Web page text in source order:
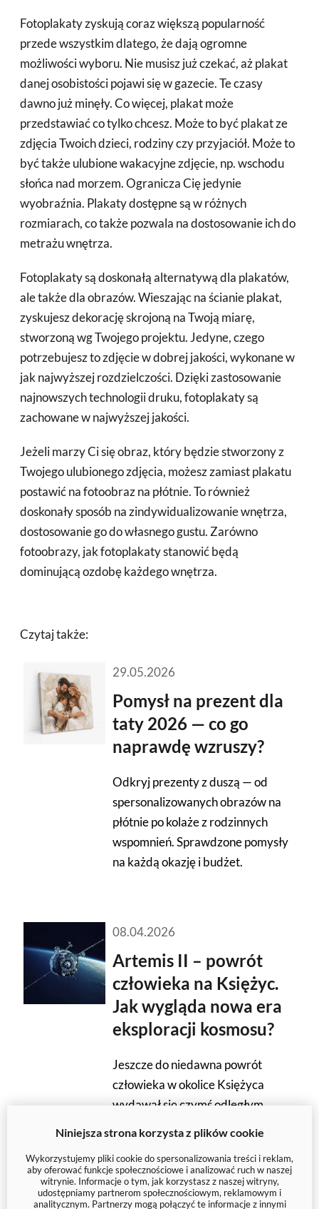
Fotoplakaty zyskują coraz większą popularność
przede wszystkim dlatego, że dają ogromne
możliwości wyboru. Nie musisz już czekać, aż plakat
danej osobistości pojawi się w gazecie. Te czasy
dawno już minęły. Co więcej, plakat może
przedstawiać co tylko chcesz. Może to być plakat ze
zdjęcia Twoich dzieci, rodziny czy przyjaciół. Może to
być także ulubione wakacyjne zdjęcie, np. wschodu
słońca nad morzem. Ogranicza Cię jedynie
wyobraźnia. Plakaty dostępne są w różnych
rozmiarach, co także pozwala na dostosowanie ich do
metrażu wnętrza.
Fotoplakaty są doskonałą alternatywą dla plakatów,
ale także dla obrazów. Wieszając na ścianie plakat,
zyskujesz dekorację skrojoną na Twoją miarę,
stworzoną wg Twojego projektu. Jedyne, czego
potrzebujesz to zdjęcie w dobrej jakości, wykonane w
jak najwyższej rozdzielczości. Dzięki zastosowanie
najnowszych technologii druku, fotoplakaty są
zachowane w najwyższej jakości.
Jeżeli marzy Ci się obraz, który będzie stworzony z
Twojego ulubionego zdjęcia, możesz zamiast plakatu
postawić na fotoobraz na płótnie. To również
doskonały sposób na zindywidualizowanie wnętrza,
dostosowanie go do własnego gustu. Zarówno
fotoobrazy, jak fotoplakaty stanowić będą
dominującą ozdobę każdego wnętrza.
Czytaj także:
29.05.2026
Pomysł na prezent dla
taty 2026 — co go
naprawdę wzruszy?
Odkryj prezenty z duszą — od
spersonalizowanych obrazów na
płótnie po kolaże z rodzinnych
wspomnień. Sprawdzone pomysły
na każdą okazję i budżet.
08.04.2026
Artemis II – powrót
człowieka na Księżyc.
Jak wygląda nowa era
eksploracji kosmosu?
Jeszcze do niedawna powrót
człowieka w okolice Księżyca
wydawał się czymś odległym,
zainteresowanie na całym świecie
i regularnie pojawia się w
wyszukiwarce Google.
Niniejsza strona korzysta z plików cookie
Wykorzystujemy pliki cookie do spersonalizowania treści i reklam,
aby oferować funkcje społecznościowe i analizować ruch w naszej
witrynie. Informacje o tym, jak korzystasz z naszej witryny,
udostępniamy partnerom społecznościowym, reklamowym i
analitycznym. Partnerzy mogą połączyć te informacje z innymi